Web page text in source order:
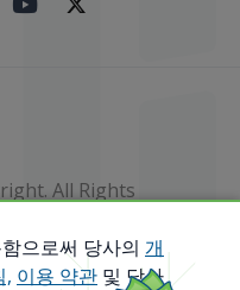
All Rights
으로써 당사의 개
, 이용 약관 및 당사